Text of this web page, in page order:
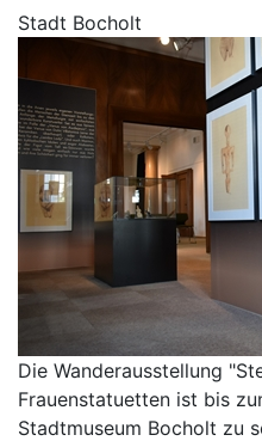
Stadt Bocholt
Die Wanderausstellung
Frauenstatuetten ist bis
Stadtmuseum Bocholt zu